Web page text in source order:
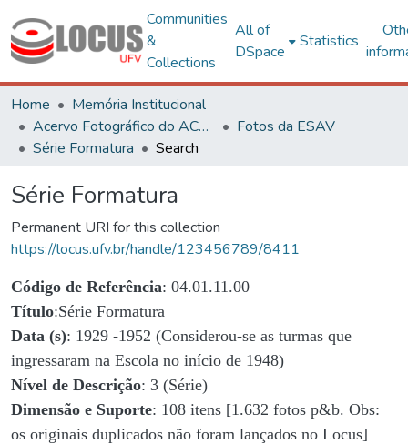
Communities
&
Collections
All of
DSpace
Statistics
Home
Memória Institucional
Acervo Fotográfico do ACH-UFV
Fotos da ESAV
Série Formatura
Search
Série Formatura
Permanent URI for this collection
https://locus.ufv.br/handle/123456789/8411
Código de Referência: 04.01.11.00
Título:Série Formatura
Data (s): 1929 -1952 (Considerou-se as turmas que
ingressaram na Escola no início de 1948)
Nível de Descrição: 3 (Série)
Dimensão e Suporte: 108 itens [1.632 fotos p&b. Obs:
os originais duplicados não foram lançados no Locus]